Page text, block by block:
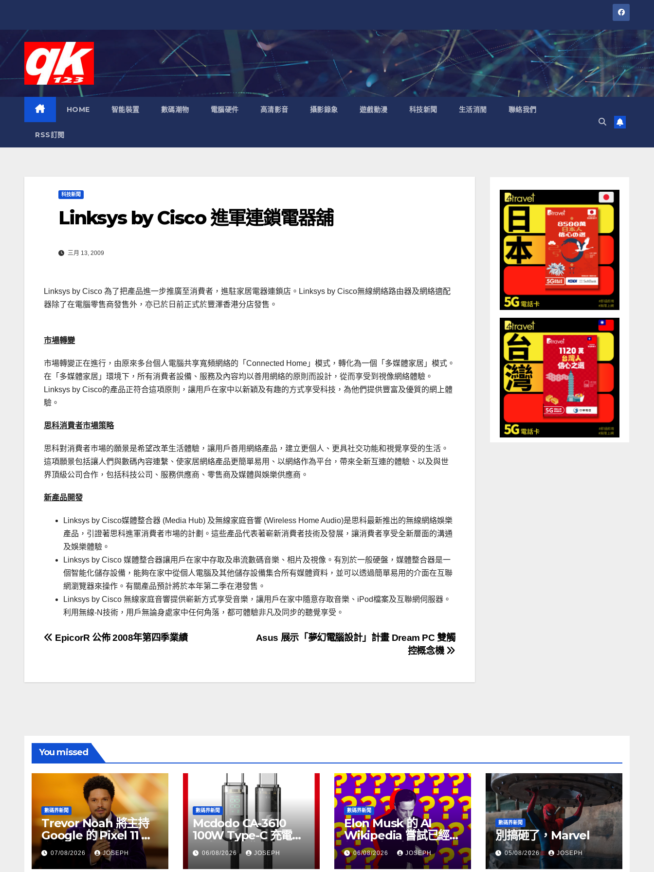
HOME 智能裝置 數碼潮物 電腦硬件 高清影音 攝影錄象 遊戲動漫 科技新聞 生活消閒 聯絡我們
RSS訂閱
科技新聞
Linksys by Cisco 進軍連鎖電器舖
三月 13, 2009
Linksys by Cisco 為了把產品進一步推廣至消費者，進駐家居電器連鎖店。Linksys by Cisco無線網絡路由器及網絡適配
器除了在電腦零售商發售外，亦已於日前正式於豐澤香港分店發售。
市場轉變
市場轉變正在進行，由原來多台個人電腦共享寬頻網絡的「Connected Home」模式，轉化為一個「多媒體家居」模式。
在「多媒體家居」環境下，所有消費者設備、服務及內容均以善用網絡的原則而設計，從而享受到視像網絡體驗。
Linksys by Cisco的產品正符合這項原則，讓用戶在家中以新穎及有趣的方式享受科技，為他們提供豐富及優質的網上體
驗。
思科消費者市場策略
思科對消費者巿場的願景是希望改革生活體驗，讓用戶善用網絡產品，建立更個人、更具社交功能和視覺享受的生活。
這項願景包括讓人們與數碼內容連繫、使家居網絡產品更簡單易用、以網絡作為平台，帶來全新互連的體驗、以及與世
界頂級公司合作，包括科技公司、服務供應商、零售商及媒體與娛樂供應商。
新產品開發
Linksys by Cisco媒體整合器 (Media Hub) 及無線家庭音響 (Wireless Home Audio)是思科最新推出的無線網絡娛樂
產品，引證著思科進軍消費者巿場的計劃。這些產品代表著嶄新消費者技術及發展，讓消費者享受全新層面的溝通
及娛樂體驗。
Linksys by Cisco 媒體整合器讓用戶在家中存取及串流數碼音樂、相片及視像。有別於一般硬盤，媒體整合器是一
個智能化儲存設備，能夠在家中從個人電腦及其他儲存設備集合所有媒體資料，並可以透過簡單易用的介面在互聯
網瀏覽器來操作。有關產品預計將於本年第二季在港發售。
Linksys by Cisco 無線家庭音響提供嶄新方式享受音樂，讓用戶在家中隨意存取音樂、iPod檔案及互聯網伺服器。
利用無線-N技術，用戶無論身處家中任何角落，都可體驗非凡及同步的聽覺享受。
文
導
Asus 展示「夢幻電腦設計」計畫 Dream PC 雙觸
控概念機
EpicorR 公佈 2008年第四季業績
You missed
數碼界新聞
Trevor Noah 將主持
Google 的 Pixel 11 推
介活動
07/08/2026 JOSEPH
數碼界新聞
Mcdodo CA-3610
100W Type-C 充電線
正式上市，售價
HK$115
06/08/2026 JOSEPH
數碼界新聞
Elon Musk 的 AI
Wikipedia 嘗試已經幾
個月沒有更新了
06/08/2026 JOSEPH
數碼界新聞
別搞砸了，Marvel
05/08/2026 JOSEPH